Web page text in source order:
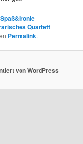
Spaß&Ironie
Quartett
Permalink.
von WordPress